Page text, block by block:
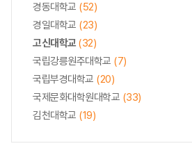
경동대학교 (52)
경일대학교 (23)
고신대학교(32)
국립강릉원주대학교 (7)
국립부경대학교 (20)
국제문화대학원대학교 (33)
김천대학교 (19)